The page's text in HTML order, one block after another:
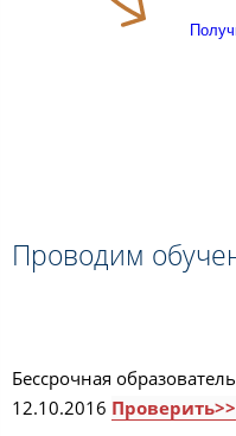
Проводим
Бессрочная
12.10.2016 Проверить>>